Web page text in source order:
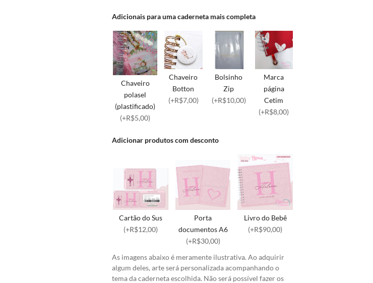
Adicionais para uma caderneta mais completa
Chaveiro
polasel
(plastificado)
(+R$5,00)
Chaveiro
Botton
(+R$7,00)
Bolsinho
Zip
(+R$10,00)
Marca
página
Cetim
(+R$8,00)
Adicionar produtos com desconto
Cartão do Sus
(+R$12,00)
Porta
documentos A6
(+R$30,00)
Livro do Bebê
(+R$90,00)
As imagens abaixo é meramente ilustrativa. Ao adquirir
algum deles, arte será personalizada acompanhando o
tema da caderneta escolhida. Não será possível fazer os